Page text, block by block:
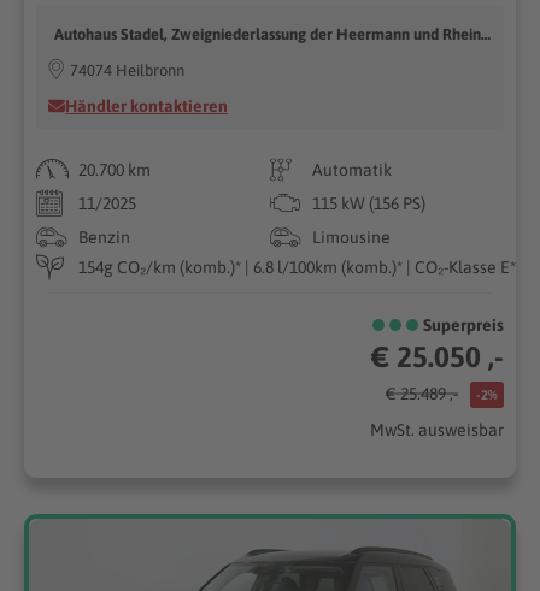
Autohaus Stadel, Zweigniederlassung der Heermann und Rhein GmbH
74074 Heilbronn
Händler kontaktieren
20.700 km
Automatik
11/2025
115 kW (156 PS)
Benzin
Limousine
154g CO₂/km (komb.)* | 6.8 l/100km (komb.)* | CO₂-Klasse E*
Superpreis
€ 25.050 ,-
€ 25.489 ,- -2%
MwSt. ausweisbar